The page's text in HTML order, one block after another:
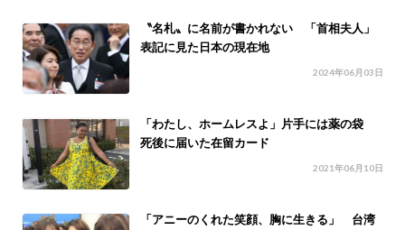
〝名札〟に名前が書かれない 「首相夫人」
表記に見た日本の現在地
2024年06月03日
「わたし、ホームレスよ」片手には薬の袋
死後に届いた在留カード
2021年06月10日
「アニーのくれた笑顔、胸に生きる」 台湾